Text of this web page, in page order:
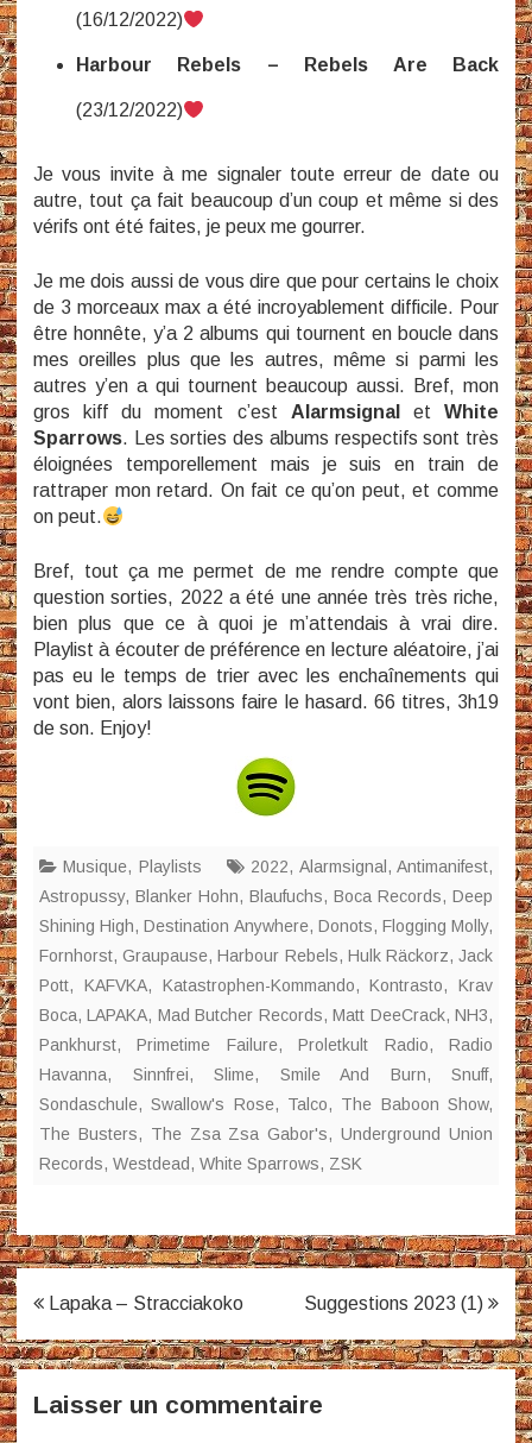
(16/12/2022)
Harbour Rebels – Rebels Are Back
(23/12/2022)
Je vous invite à me signaler toute erreur de date ou
autre, tout ça fait beaucoup d’un coup et même si des
vérifs ont été faites, je peux me gourrer.
Je me dois aussi de vous dire que pour certains le choix
de 3 morceaux max a été incroyablement difficile. Pour
être honnête, y’a 2 albums qui tournent en boucle dans
mes oreilles plus que les autres, même si parmi les
autres y’en a qui tournent beaucoup aussi. Bref, mon
gros kiff du moment c’est Alarmsignal etWhite
Sparrows. Les sorties des albums respectifs sont très
éloignées temporellement mais je suis en train de
rattraper mon retard. On fait ce qu’on peut, et comme
on peut.
Bref, tout ça me permet de me rendre compte que
question sorties, 2022 a été une année très très riche,
bien plus que ce à quoi je m’attendais à vrai dire.
Playlist à écouter de préférence en lecture aléatoire, j’ai
pas eu le temps de trier avec les enchaînements qui
vont bien, alors laissons faire le hasard. 66 titres, 3h19
de son. Enjoy!
Musique, Playlists 2022, Alarmsignal ,Antimanifest,
Astropussy, Blanker Hohn, Blaufuchs, Boca Records, Deep
Shining High,Destination Anywhere, Donots, Flogging Molly,
Fornhorst,Graupause,Harbour Rebels, Hulk Räckorz,Jack
Pott, KAFVKA, Katastrophen-Kommando,Kontrasto, Krav
Boca,LAPAKA, Mad Butcher Records,Matt DeeCrack,NH3,
Pankhurst,Primetime Failure,Proletkult Radio,Radio
Havanna, Sinnfrei, Slime, Smile And Burn, Snuff,
Sondaschule,Swallow's Rose, Talco, The Baboon Show,
The Busters, The Zsa Zsa Gabor's,Underground Union
Records, Westdead, White Sparrows, ZSK
Navigation
de
Lapaka – Stracciakoko Suggestions 2023 (1)
Laisser un commentaire